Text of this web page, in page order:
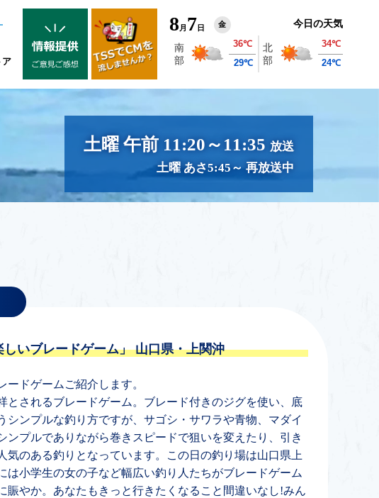
ア
8 月 7 日 金 今日の天気
土曜 午前 11:20～11:35 放送
土曜 あさ5:45～ 再放送中
しいブレードゲーム」山口県・上関沖
ドゲームご紹介します。
とされるブレードゲーム。ブレード付きのジグを使い、底
シンプルな釣り方ですが、サゴシ・サワラや青物、マダイ
ンプルでありながら巻きスピードで狙いを変えたり、引き
気のある釣りとなっています。この日の釣り場は山口県上
は小学生の女の子など幅広い釣り人たちがブレードゲーム
賑やか。あなたもきっと行きたくなること間違いなし!みん